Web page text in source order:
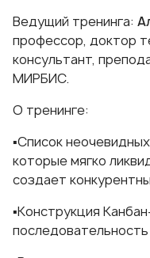
Ведущий тренинга:
профессор, доктор
консультант,
МИРБИС.
О тренинге:
▪️Список
которые мягко
создает
▪️Конструкция